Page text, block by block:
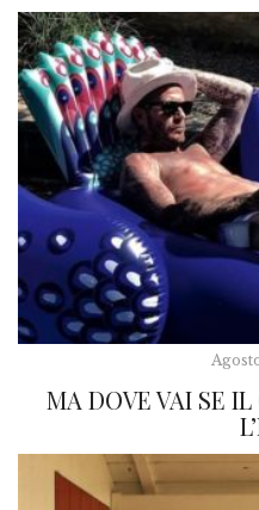
MA DOVE VAI SE